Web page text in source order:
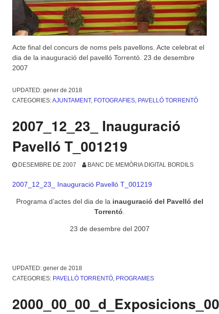
Acte final del concurs de noms pels pavellons. Acte celebrat el
dia de la inauguració del pavelló Torrentó. 23 de desembre
2007
UPDATED: gener de 2018
CATEGORIES:AJUNTAMENT, FOTOGRAFIES, PAVELLÓ TORRENTÓ
2007_12_23_ Inauguració
Pavelló T_001219
DESEMBRE DE 2007 BANC DE MEMÒRIA DIGITAL BORDILS
2007_12_23_ Inauguració Pavelló T_001219
Programa d’actes del dia de la inauguració del Pavelló del
Torrentó
23 de desembre del 2007
UPDATED: gener de 2018
CATEGORIES: PAVELLÓ TORRENTÓ PROGRAMES